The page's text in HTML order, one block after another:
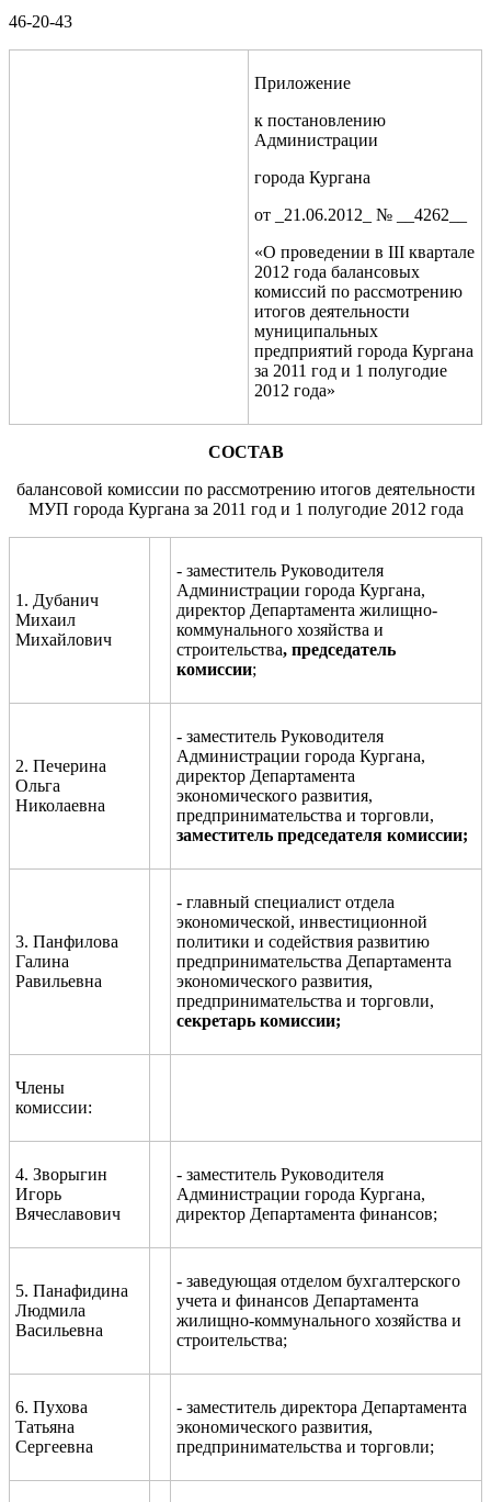
46-20-43
Приложение
к постановлению
Администрации
города Кургана
от _21.06.2012_ № __4262__
«О проведении в III квартале
2012 года балансовых
комиссий по рассмотрению
итогов деятельности
муниципальных
предприятий города Кургана
за 2011 год и 1 полугодие
2012 года»
СОСТАВ
балансовой комиссии по рассмотрению итогов деятельности
МУП города Кургана за 2011 год и 1 полугодие 2012 года
1. Дубанич
Михаил
Михайлович
- заместитель Руководителя
Администрации города Кургана,
директор Департамента жилищно-
коммунального хозяйства и
строительства, председатель
комиссии;
2. Печерина
Ольга
Николаевна
- заместитель Руководителя
Администрации города Кургана,
директор Департамента
экономического развития,
предпринимательства и торговли,
заместитель председателя комиссии;
3. Панфилова
Галина
Равильевна
- главный специалист отдела
экономической, инвестиционной
политики и содействия развитию
предпринимательства Департамента
экономического развития,
предпринимательства и торговли,
секретарь комиссии;
Члены
комиссии:
4. Зворыгин
Игорь
Вячеславович
- заместитель Руководителя
Администрации города Кургана,
директор Департамента финансов;
5. Панафидина
Людмила
Васильевна
- заведующая отделом бухгалтерского
учета и финансов Департамента
жилищно-коммунального хозяйства и
строительства;
6. Пухова
Татьяна
Сергеевна
- заместитель директора Департамента
экономического развития,
предпринимательства и торговли;